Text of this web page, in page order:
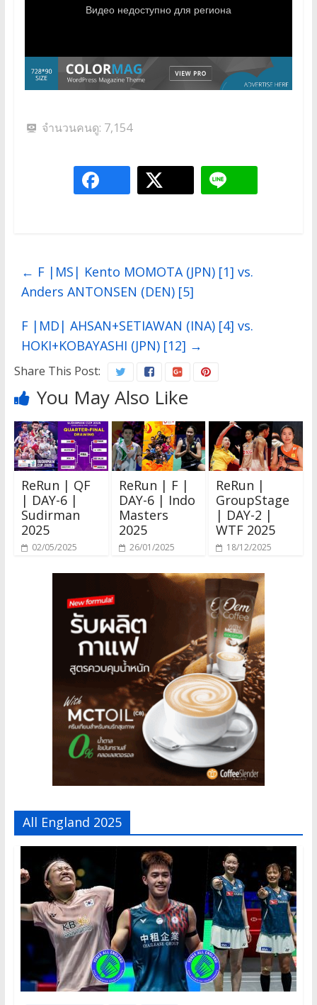
จำนวนคนดู: 7,154
← F |MS| Kento MOMOTA (JPN) [1] vs.
Anders ANTONSEN (DEN) [5]
F |MD| AHSAN+SETIAWAN (INA) [4] vs.
HOKI+KOBAYASHI (JPN) [12] →
Share This Post:
You May Also Like
ReRun | QF
| DAY-6 |
Sudirman
2025
02/05/2025
ReRun | F |
DAY-6 | Indo
Masters
2025
26/01/2025
ReRun |
GroupStage
| DAY-2 |
WTF 2025
18/12/2025
All England 2025